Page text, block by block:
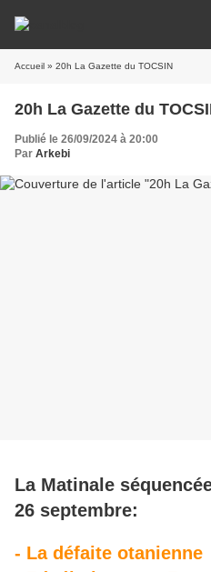
Accueil » 20h La Gazette du TOCSIN
20h La Gazette du
Publié le 26/09/2024 à 20:00
Par Arkebi
La Matinale
26 septembre:
- La défaite otanienne